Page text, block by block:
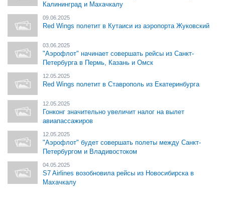
Калининград и Махачкалу
09.06.2025
Red Wings полетит в Кутаиси из аэропорта Жуковский
03.06.2025
"Аэрофлот" начинает совершать рейсы из Санкт-
Петербурга в Пермь, Казань и Омск
12.05.2025
Red Wings полетит в Ставрополь из Екатеринбурга
12.05.2025
Гонконг значительно увеличит налог на вылет
авиапассажиров
12.05.2025
"Аэрофлот" будет совершать полеты между Санкт-
Петербургом и Владивостоком
04.05.2025
S7 Airlines возобновила рейсы из Новосибирска в
Махачкалу